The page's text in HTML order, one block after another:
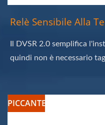
Relè Sensibile Alla
Il DVSR 2.0 semplifica
quindi non è necessario
PICCANTE